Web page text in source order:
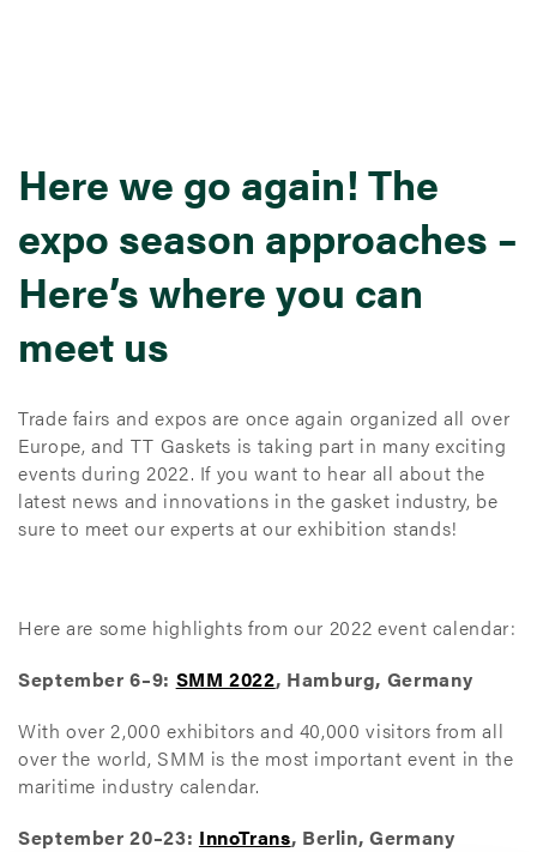
Here we go again! The
expo season approaches –
Here’s where you can
meet us
Trade fairs and expos are once again organized all over
Europe, and TT Gaskets is taking part in many exciting
events during 2022. If you want to hear all about the
latest news and innovations in the gasket industry, be
sure to meet our experts at our exhibition stands!
Here are some highlights from our 2022 event calendar:
September 6­–9: SMM 2022, Hamburg, Germany
With over 2,000 exhibitors and 40,000 visitors from all
over the world, SMM is the most important event in the
maritime industry calendar.
September 20–23: InnoTrans, Berlin, Germany